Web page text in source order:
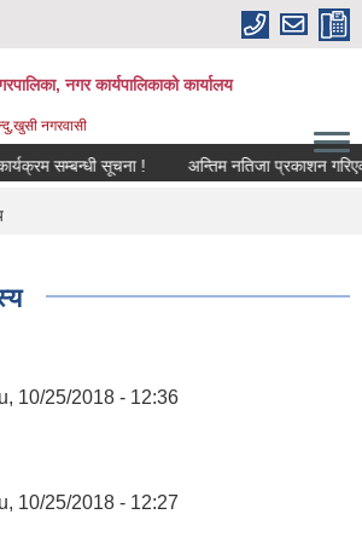
नगर कार्यपालिकाको कार्यालय
नगरवासी
सम्बन्धी सूचना ! अन्तिम नतिजा प्रकाशन गरिएको
10/25/2018 - 12:36
10/25/2018 - 12:27